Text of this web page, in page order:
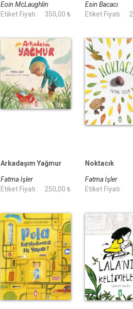
Eoin McLaughlin
Etiket Fiyatı :
350,00 ₺
Esin Bacacı
Etiket Fiyatı :
Arkadaşım Yağmur
Fatma İşler
Etiket Fiyatı :
250,00 ₺
Noktacık
Fatma İşler
Etiket Fiyatı :